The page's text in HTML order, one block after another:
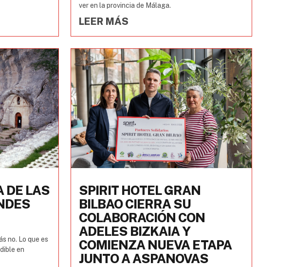
ver en la provincia de Málaga.
LEER MÁS
DE LAS
no. Lo que es
en
SPIRIT HOTEL GRAN
BILBAO CIERRA SU
COLABORACIÓN CON
ADELES BIZKAIA Y
COMIENZA NUEVA ETAPA
JUNTO A ASPANOVAS